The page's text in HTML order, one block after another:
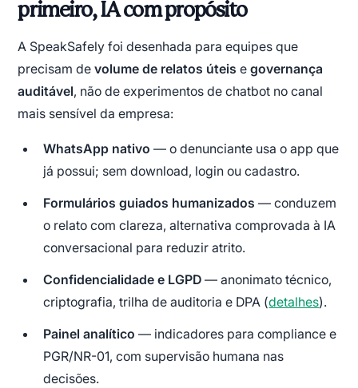
primeiro, IA com propósito
A SpeakSafely foi desenhada para equipes que
precisam devolume de relatos úteis egovernança
auditável, não de experimentos de chatbot no canal
mais sensível da empresa:
WhatsApp nativo — o denunciante usa o app que
já possui; sem download, login ou cadastro.
Formulários guiados humanizados — conduzem
o relato com clareza, alternativa comprovada à IA
conversacional para reduzir atrito.
Confidencialidade e LGPD — anonimato técnico,
criptografia, trilha de auditoria e DPA (detalhes).
Painel analítico — indicadores para compliance e
PGR/NR-01, com supervisão humana nas
decisões.